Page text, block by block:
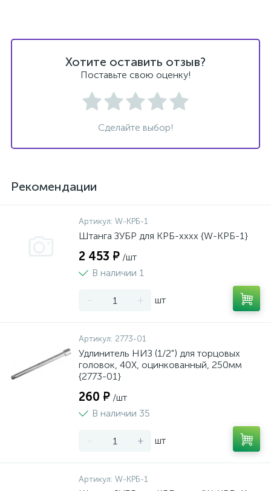
Хотите оставить отзыв?
Поставьте свою оценку!
Сделайте выбор!
Рекомендации
Артикул: W-КРБ-1
Штанга ЗУБР для КРБ-хххх {W-КРБ-1}
2 453 ₽ /шт
В наличии 1
- + шт
Артикул: 2773-01
Удлинитель НИЗ (1/2") для торцовых
головок, 40Х, оцинкованный, 250мм
{2773-01}
260 ₽ /шт
В наличии 35
- + шт
Артикул: W-КРБ-1